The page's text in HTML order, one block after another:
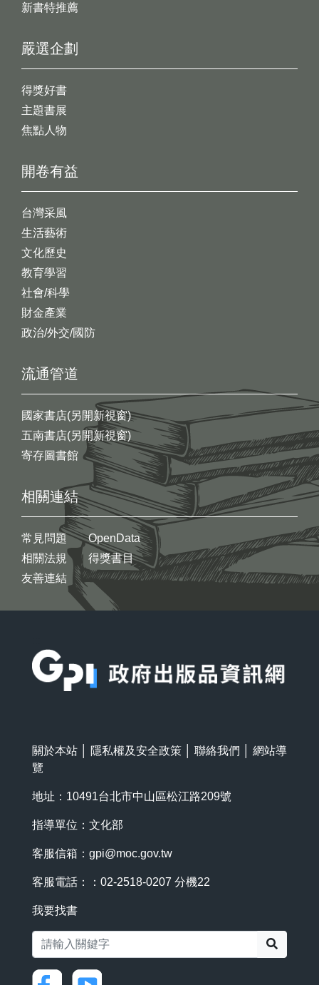
新書特推薦
開卷有益
台灣采風
生活藝術
文化歷史
教育學習
社會/科學
財金產業
政治/外交/國防
嚴選企劃
得獎好書
主題書展
焦點人物
流通管道
國家書店(另開新視窗)
五南書店(另開新視窗)
寄存圖書館
相關連結
常見問題
相關法規
友善連結
OpenData
得獎書目
關於本站 隱私權及安全政策 聯絡我們
網站導
覽
地址：10491台北市中山區松江路209號
指導單位：文化部
客服信箱： gpi@moc.gov.tw
客服電話：：02-2518-0207 分機22
我要找書